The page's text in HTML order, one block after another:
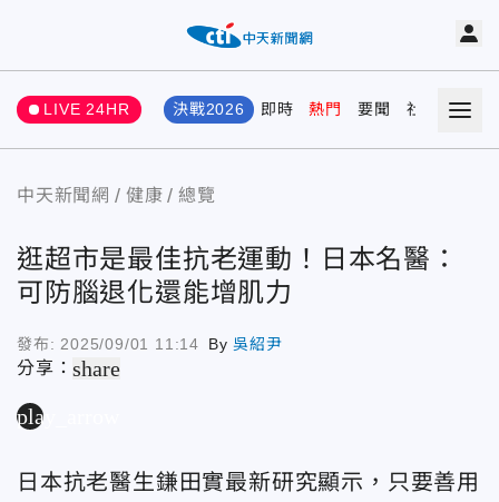
LIVE 24HR 決戰2026 即時 熱門 要聞 社會 娛樂
中天新聞網 健康 總覽
逛超市是最佳抗老運動！日本名醫：
可防腦退化還能增肌力
發布: 2025/09/01 11:14 By吳紹尹
分享：share
play_arrow
日本抗老醫生鎌田實最新研究顯示，只要善用